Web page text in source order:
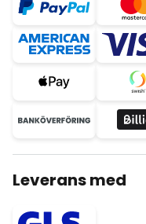
Leverans med